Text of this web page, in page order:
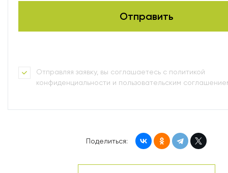
Отправляя заявку, вы соглашаетесь с политикой
конфиденциальности и пользовательским
Поделиться: